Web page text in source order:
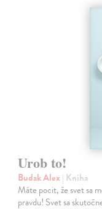
Urob to!
Budak Alex | Kniha
Máte pocit, že svet sa
pravdu! Svet sa